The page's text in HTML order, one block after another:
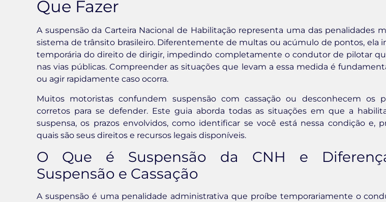
Que Fazer
A suspensão da Carteira Nacional de Habilitação representa uma das penalidades
sistema de trânsito brasileiro. Diferentemente de multas ou acúmulo de pontos, ela
temporária do direito de dirigir, impedindo completamente o condutor de pilotar
nas vias públicas. Compreender as situações que levam a essa medida é
ou agir rapidamente caso ocorra.
Muitos motoristas confundem suspensão com cassação ou desconhecem os
corretos para se defender. Este guia aborda todas as situações em que a
suspensa, os prazos envolvidos, como identificar se você está nessa condição e,
quais são seus direitos e recursos legais disponíveis.
O Que é Suspensão da CNH e
Suspensão e Cassação
A suspensão é uma penalidade administrativa que proíbe temporariamente o